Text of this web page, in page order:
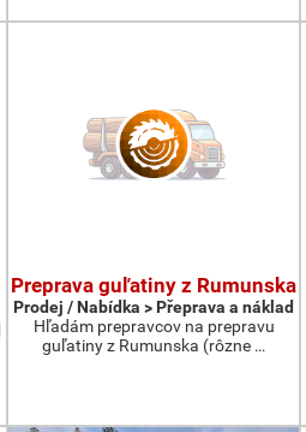
Preprava guľatiny z Rumunska
Prodej / Nabídka > Přeprava a náklad
Hľadám prepravcov na prepravu
guľatiny z Rumunska (rôzne …